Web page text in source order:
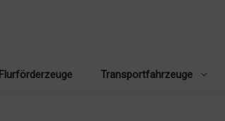
Flurförderzeuge Transportfahrzeuge